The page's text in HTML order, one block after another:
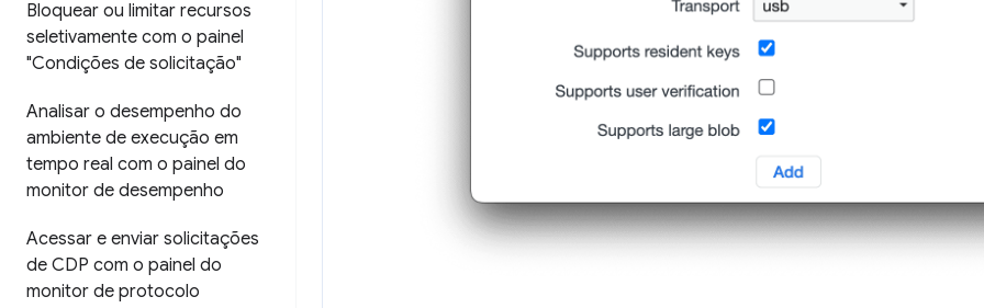
Bloquear ou limitar recursos
seletivamente com o painel
"Condições de solicitação"
Analisar o desempenho do
ambiente de execução em
tempo real com o painel do
monitor de desempenho
Acessar e enviar solicitações
de CDP com o painel do
monitor de protocolo